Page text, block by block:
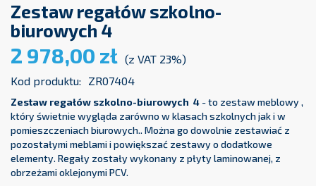
Zestaw regałów szkolno-
biurowych 4
2 978,00 zł (z VAT 23%)
Kod produktu:
ZR07404
Zestaw regałów szkolno-biurowych 4 - to zestaw meblowy ,
który świetnie wygląda zarówno w klasach szkolnych jak i w
pomieszczeniach biurowych.. Można go dowolnie zestawiać z
pozostałymi meblami i powiększać zestawy o dodatkowe
elementy. Regały zostały wykonany z płyty laminowanej, z
obrzeżami oklejonymi PCV.